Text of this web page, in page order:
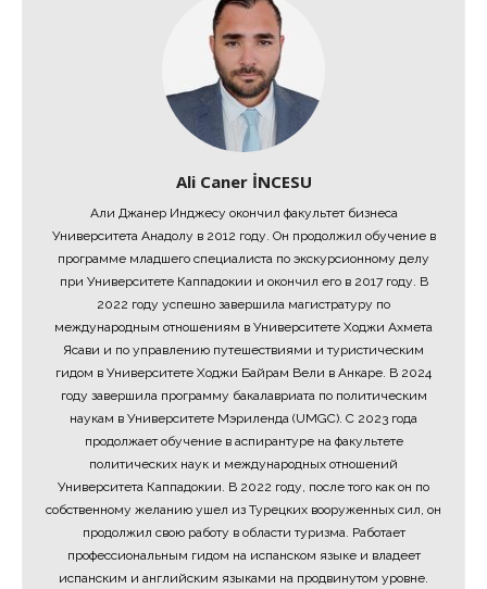
Ali Caner İNCESU
Али Джанер Инджесу окончил факультет бизнеса
Университета Анадолу в 2012 году. Он продолжил обучение в
программе младшего специалиста по экскурсионному делу
при Университете Каппадокии и окончил его в 2017 году. В
2022 году успешно завершила магистратуру по
международным отношениям в Университете Ходжи Ахмета
Ясави и по управлению путешествиями и туристическим
гидом в Университете Ходжи Байрам Вели в Анкаре. В 2024
году завершила программу бакалавриата по политическим
наукам в Университете Мэриленда (UMGC). С 2023 года
продолжает обучение в аспирантуре на факультете
политических наук и международных отношений
Университета Каппадокии. В 2022 году, после того как он по
собственному желанию ушел из Турецких вооруженных сил, он
продолжил свою работу в области туризма. Работает
профессиональным гидом на испанском языке и владеет
испанским и английским языками на продвинутом уровне.